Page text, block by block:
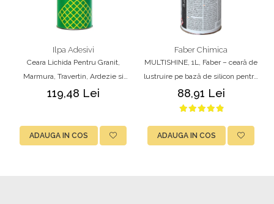
Ilpa Adesivi
Ceara Lichida Pentru Granit,
Marmura, Travertin, Ardezie si
Piatra Naturala – Ilpa Extra Wax
119,48 Lei
ADAUGA IN COS
Faber Chimica
MULTISHINE, 1L, Faber – ceară de
lustruire pe bază de silicon pentru
marmură, granit, travertin și piatră
naturală
88,91 Lei
ADAUGA IN COS